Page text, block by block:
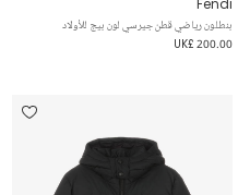
Fendi
بنطلون رياضي قطن جيرسي لون بيج للأولاد
UK£ 200.00